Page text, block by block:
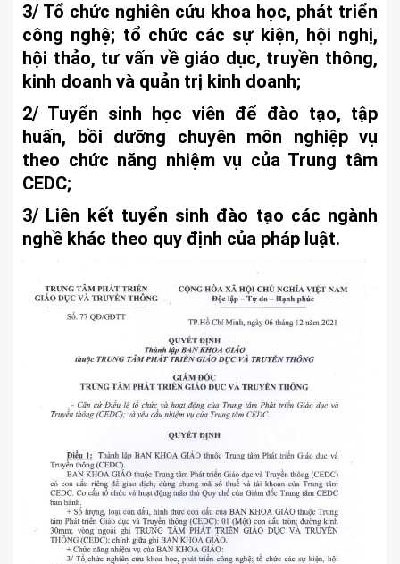
3/ Tổ chức nghiên cứu khoa học, phát triển
công nghệ; tổ chức các sự kiện, hội nghị,
hội thảo, tư vấn về giáo dục, truyền thông,
kinh doanh và quản trị kinh doanh;
2/ Tuyển sinh học viên để đào tạo, tập
huấn, bồi dưỡng chuyên môn nghiệp vụ
theo chức năng nhiệm vụ của Trung tâm
CEDC;
3/ Liên kết tuyển sinh đào tạo các ngành
nghề khác theo quy định của pháp luật.